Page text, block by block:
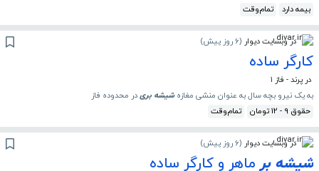
بیمه دارد
تمام‌وقت
در وبسایت دیوار (6 روز پیش )
کارگر ساده
در پرند - فاز ۱
به یک نیرو بچه سال به عنوان منشی مغازهشیشه بریدر محدوده فاز
حقوق 9 - 12 تومان
تمام‌وقت
در وبسایت دیوار (6 روز پیش )
شیشه برماهر و کارگر ساده